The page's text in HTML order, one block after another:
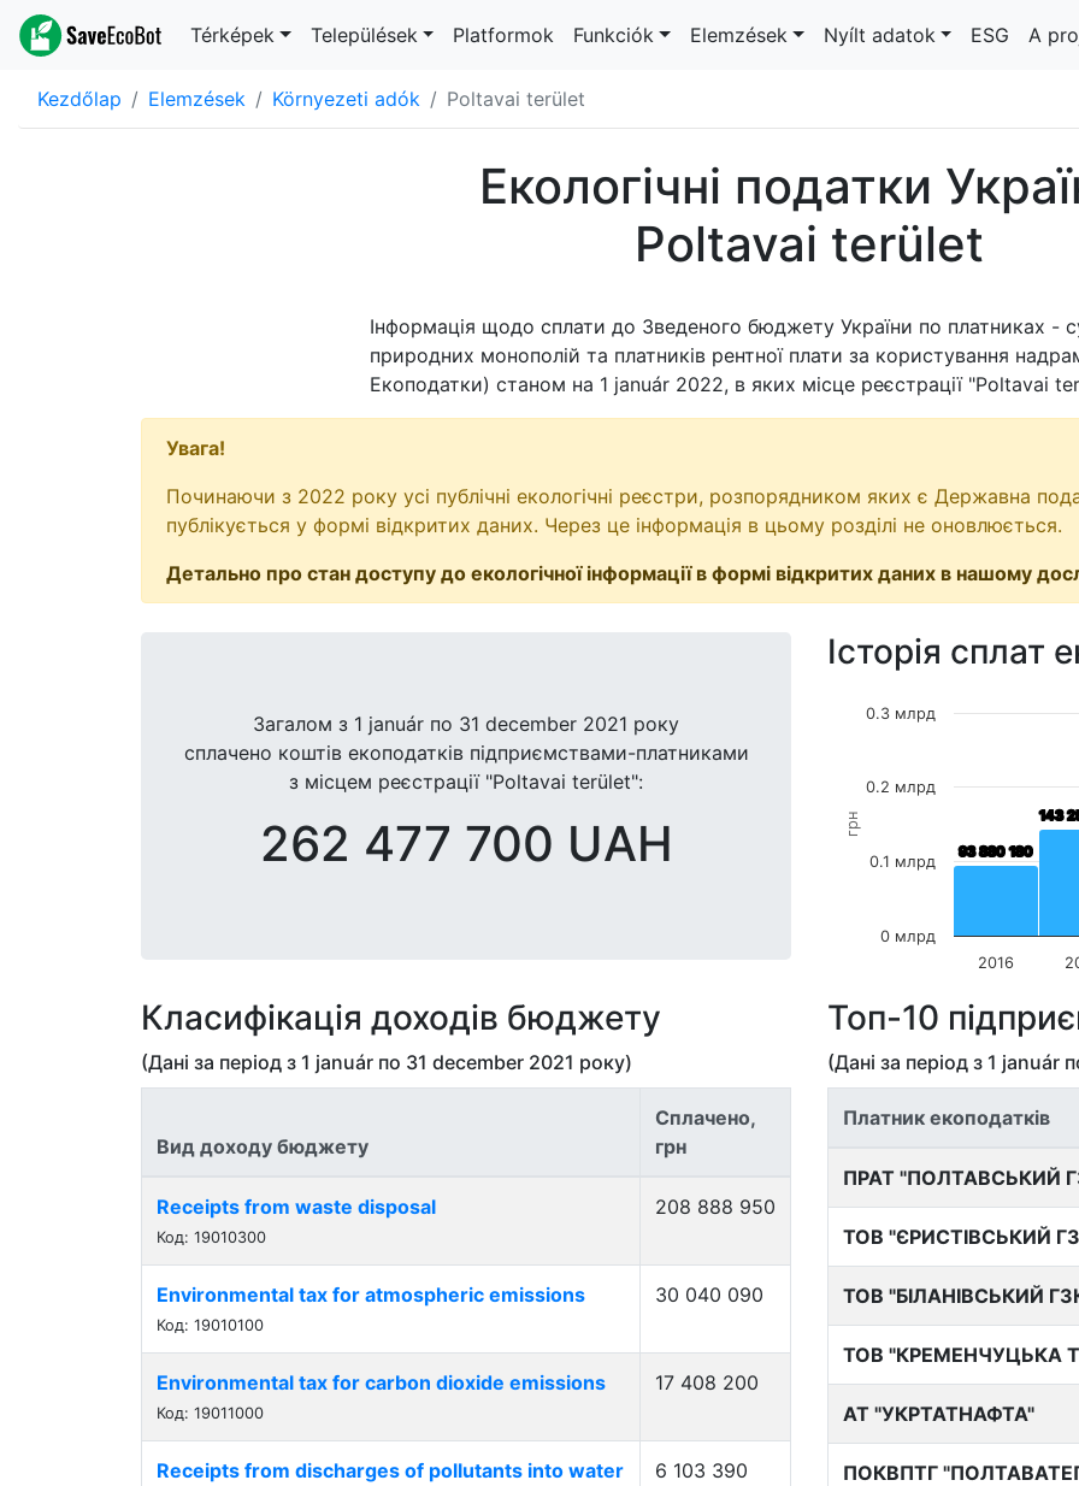
Térképek Települések Platformok Funkciók Elemzések Nyílt adatok ESG A
Kezdőlap Elemzések Környezeti adók Poltavai terület
Екологічні податки
Poltavai terület
Інформація щодо сплати до Зведеного бюджету України по платниках -
природних монополій та платників рентної плати за користування
Екоподатки) станом на 1 január 2022, в яких місце реєстрації "Poltavai
Увага!
Починаючи з 2022 року усі публічні екологічні реєстри, розпорядником яких є Державна
публікується у формі відкритих даних. Через це інформація в цьому розділі не оновлюється.
Детально про стан доступу до екологічної інформації в формі відкритих даних в нашому
Загалом з 1 január по 31 december 2021 року
сплачено коштів екоподатків підприємствами-платниками
з місцем реєстрації "Poltavai terület":
262 477 700 UAH
Історія сплат
грн
93 880 180
93 880 180
143
143
2016
0 млрд
0.1 млрд
0.2 млрд
0.3 млрд
Класифікація доходів бюджету
(Дані за період з 1 január по 31 december 2021 року)
Вид доходу бюджету
Сплачено,
грн
Receipts from waste disposal
Код: 19010300
208 888 950
Environmental tax for atmospheric emissions
Код: 19010100
30 040 090
Environmental tax for carbon dioxide emissions
Код: 19011000
17 408 200
Receipts from discharges of pollutants into water
6 103 390
Топ-10
(Дані за період з 1 január
Платник екоподатків
ПРАТ "ПОЛТАВСЬКИЙ
ТОВ "ЄРИСТІВСЬКИЙ
ТОВ "БІЛАНІВСЬКИЙ
ТОВ "КРЕМЕНЧУЦЬКА
АТ "УКРТАТНАФТА"
ПОКВПТГ